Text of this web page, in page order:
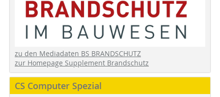
zu den Mediadaten BS BRANDSCHUTZ
zur Homepage Supplement Brandschutz
CS Computer Spezial